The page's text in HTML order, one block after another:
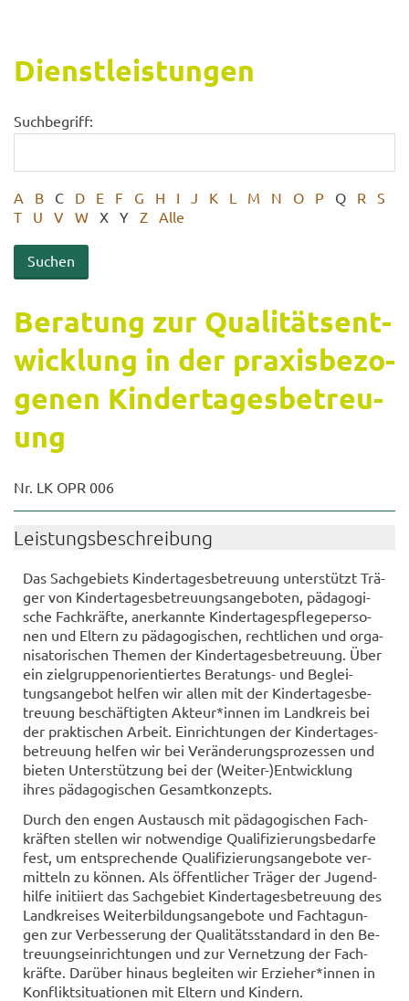
Dienst­leis­tun­gen
Suchbegriff:
A B C D E F G H I J K L M N O P Q R
S
T
U V W X Y Z Alle
Be­ra­tung zur Qua­li­täts­ent­
wick­lung in der pra­xis­be­zo­
ge­nen Kin­der­ta­ges­be­treu­
ung
Nr. LK OPR 006
Leis­tungs­be­schrei­bung
Das Sach­ge­biets Kin­der­ta­ges­be­treu­ung un­ter­stützt Trä­
ger von Kin­der­ta­ges­be­treu­ungs­an­ge­bo­ten, päd­ago­gi­
sche Fach­kräf­te, an­er­kann­te Kin­der­ta­ges­pfle­ge­per­so­
nen und El­tern zu päd­ago­gi­schen, recht­li­chen und or­ga­
ni­sa­to­ri­schen The­men der Kin­der­ta­ges­be­treu­ung. Über
ein ziel­grup­pen­ori­en­tier­tes Beratungs-​ und Be­glei­
tungs­an­ge­bot hel­fen wir allen mit der Kin­der­ta­ges­be­
treu­ung be­schäf­tig­ten Ak­teur*innen im Land­kreis bei
der prak­ti­schen Ar­beit. Ein­rich­tun­gen der Kin­der­ta­ges­
be­treu­ung hel­fen wir bei Ver­än­de­rungs­pro­zes­sen und
bie­ten Un­ter­stüt­zung bei der (Weiter-​)Ent­wick­lung
ihres päd­ago­gi­schen Ge­samt­kon­zepts.
Durch den engen Aus­tausch mit päd­ago­gi­schen Fach­
kräf­ten stel­len wir not­wen­di­ge Qua­li­fi­zie­rungs­be­dar­fe
fest, um ent­spre­chen­de Qua­li­fi­zie­rungs­an­ge­bo­te ver­
mit­teln zu kön­nen. Als öf­fent­li­cher Trä­ger der Ju­gend­
hil­fe in­iti­iert das Sach­ge­biet Kin­der­ta­ges­be­treu­ung des
Land­krei­ses Wei­ter­bil­dungs­an­ge­bo­te und Fach­ta­gun­
gen zur Ver­bes­se­rung der Qua­li­täts­stan­dard in den Be­
treu­ungs­ein­rich­tun­gen und zur Ver­net­zung der Fach­
kräf­te. Dar­über hin­aus be­glei­ten wir Er­zie­her*innen in
Kon­flikt­si­tua­tio­nen mit El­tern und Kin­dern.